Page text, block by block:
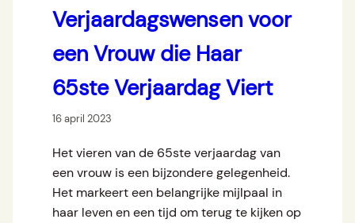
Verjaardagswensen voor
een Vrouw die Haar
65ste Verjaardag Viert
16 april 2023
Het vieren van de 65ste verjaardag van
een vrouw is een bijzondere gelegenheid.
Het markeert een belangrijke mijlpaal in
haar leven en een tijd om terug te kijken op